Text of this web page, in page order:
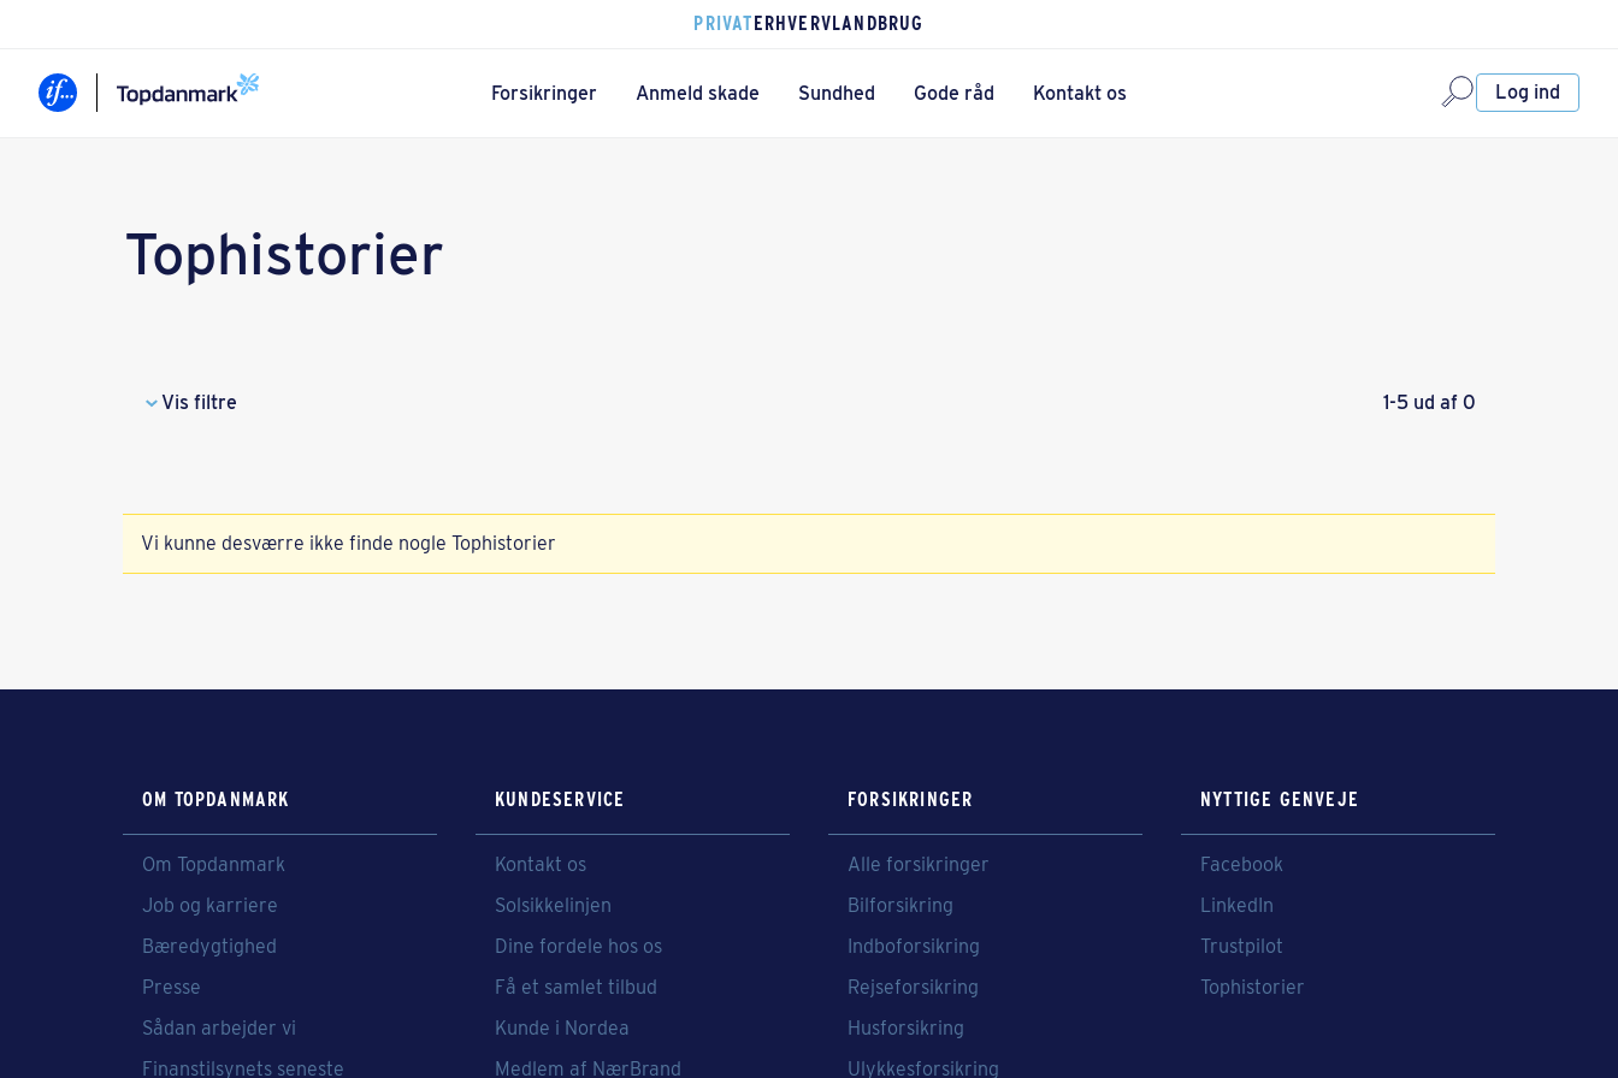
PRIVATERHVERVLANDBRUG
Forsikringer Anmeld skade Sundhed Gode råd Kontakt os Log ind
Tophistorier
Vis filtre 1-5 ud af 0
Vi kunne desværre ikke finde nogle Tophistorier
OM TOPDANMARK
Om Topdanmark
Job og karriere
Bæredygtighed
Presse
Sådan arbejder vi
Finanstilsynets seneste
KUNDESERVICE
Kontakt os
Solsikkelinjen
Dine fordele hos os
Få et samlet tilbud
Kunde i Nordea
Medlem af NærBrand
FORSIKRINGER
Alle forsikringer
Bilforsikring
Indboforsikring
Rejseforsikring
Husforsikring
Ulykkesforsikring
NYTTIGE GENVEJE
Facebook
LinkedIn
Trustpilot
Tophistorier